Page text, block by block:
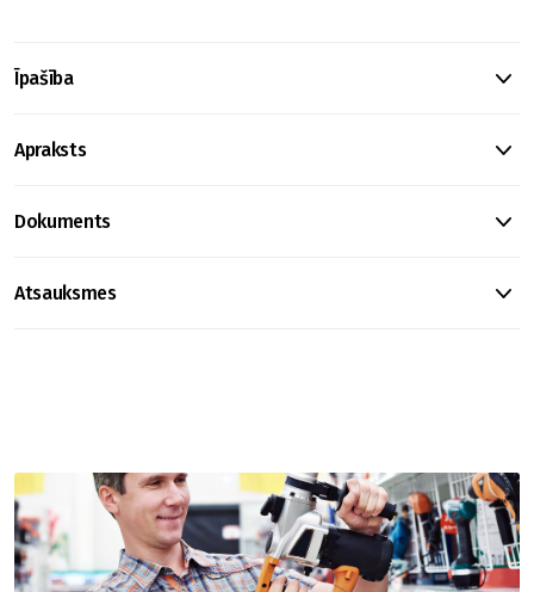
Īpašība
Apraksts
Dokuments
Atsauksmes